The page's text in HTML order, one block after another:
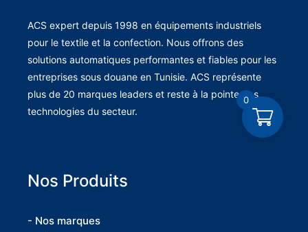
ACS expert depuis 1998 en équipements industriels
pour le textile et la confection. Nous offrons des
solutions automatiques performantes et fiables pour les
entreprises sous douane en Tunisie. ACS représente
plus de 20 marques leaders et reste à la pointe des
technologies du secteur.
Nos Produits
- Nos marques
0